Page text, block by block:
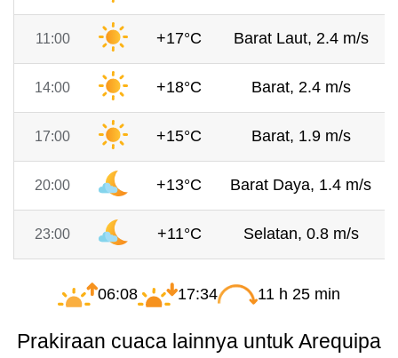
11:00 +17°C Barat Laut, 2.4 m/s
14:00 +18°C Barat, 2.4 m/s
17:00 +15°C Barat, 1.9 m/s
20:00 +13°C Barat Daya, 1.4 m/s
23:00 +11°C Selatan, 0.8 m/s
06:08 17:34 11 h 25 min
Prakiraan cuaca lainnya untuk Arequipa